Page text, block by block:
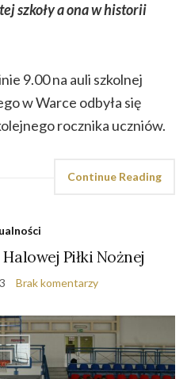
szkołya ona w historii
9.00 na auli szkolnej
w Warce odbyła się
rocznika uczniów.
Continue Reading
Piłki Nożnej
Brak komentarzy